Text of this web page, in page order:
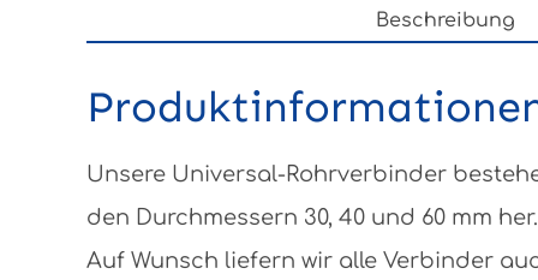
Beschreibung
Unsere Universal-Rohrverbinder
den Durchmessern 30, 40 und 60 mm
Auf Wunsch liefern wir alle Verbinder